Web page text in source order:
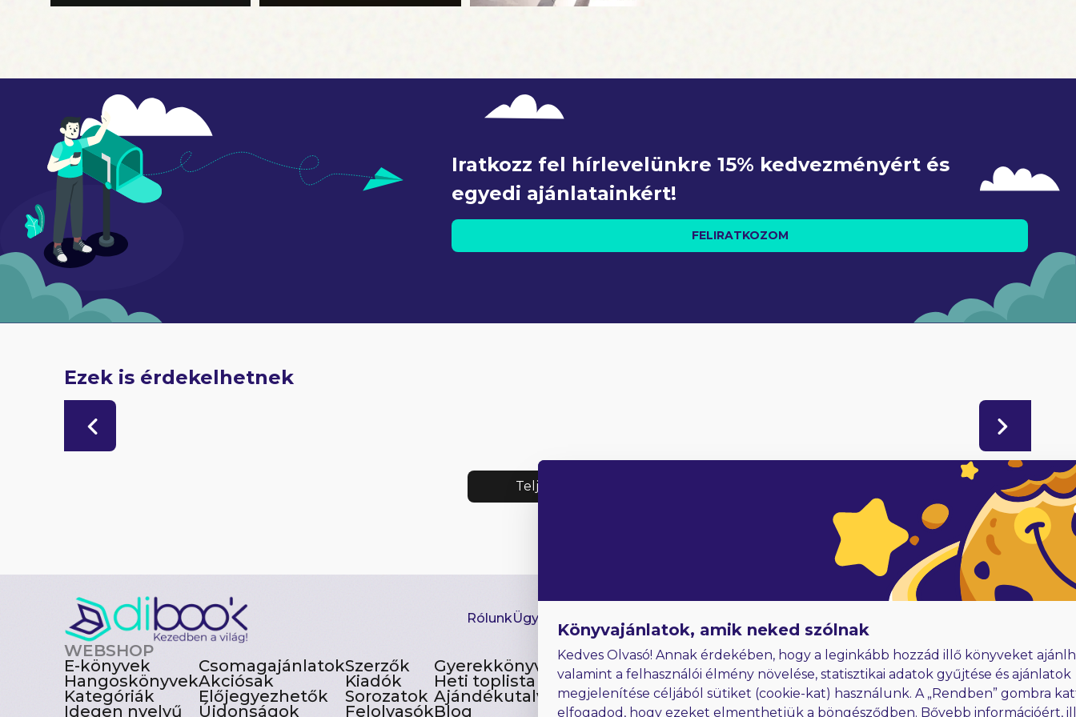
Iratkozz fel hírlevelünkre 15% kedvezményért és
egyedi ajánlatainkért!
FELIRATKOZOM
Ezek is érdekelhetnek
Teljes lista
RólunkÜgyfélszolgálat
WEBSHOP
E-könyvek
Hangoskönyvek
Kategóriák
Idegen nyelvű
Csomagajánlatok
Akciósak
Előjegyezhetők
Újdonságok
Szerzők
Kiadók
Sorozatok
Felolvasók
Gyerekkönyvek
Heti toplista
Ajándékutalvány
Blog
Könyvajánlatok, amik neked szólnak
Kedves Olvasó! Annak érdekében, hogy a leginkább hozzád illő könyveket
valamint a felhasználói élmény növelése, statisztikai adatok gyűjtése és ajánlatok
megjelenítése céljából sütiket (cookie-kat) használunk. A „Rendben” gombra
elfogadod, hogy ezeket elmenthetjük a böngésződben. Bővebb információért,